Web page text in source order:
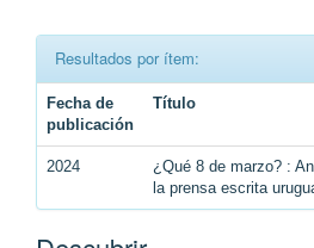
Resultados por ítem:
Fecha de
publicación
Título
2024
¿Qué 8 de marzo? :
la prensa escrita